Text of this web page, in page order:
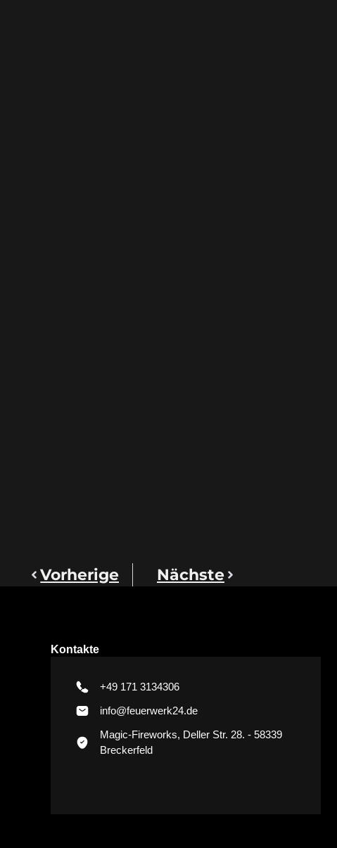
Vorherige Nächste
Kontakte
+49 171 3134306
info@feuerwerk24.de
Magic-Fireworks, Deller Str. 28. - 58339
Breckerfeld